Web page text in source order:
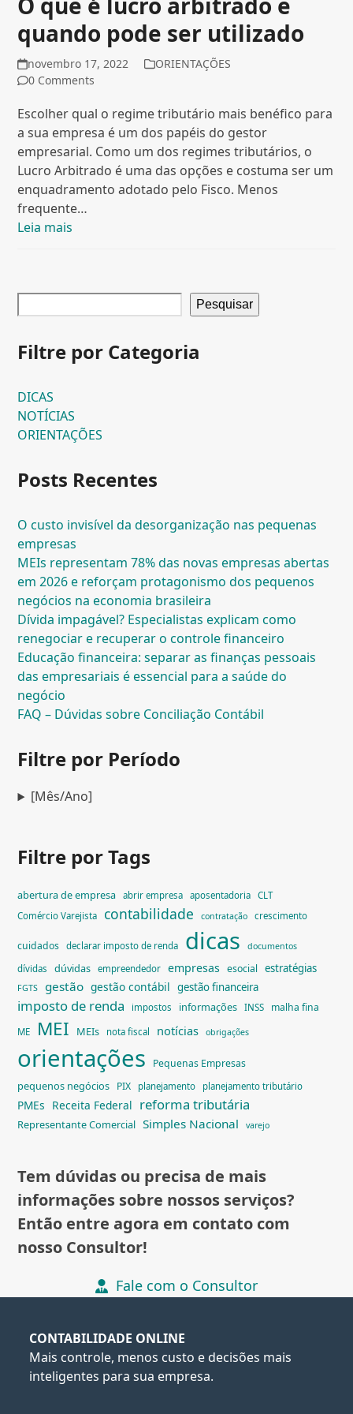
quando pode ser utilizado
novembro 17, 2022
ORIENTAÇÕES
0 Comments
Escolher qual o regime tributário mais benéfico para
a sua empresa é um dos papéis do gestor
empresarial. Como um dos regimes tributários, o
Lucro Arbitrado é uma das opções e costuma ser um
enquadramento adotado pelo Fisco. Menos
frequente…
Leia mais
Pesquisar
Filtre por Categoria
DICAS
NOTÍCIAS
ORIENTAÇÕES
Posts Recentes
O custo invisível da desorganização nas pequenas
empresas
MEIs representam 78% das novas empresas abertas
em 2026 e reforçam protagonismo dos pequenos
negócios na economia brasileira
Dívida impagável? Especialistas explicam como
renegociar e recuperar o controle financeiro
Educação financeira: separar as finanças pessoais
das empresariais é essencial para a saúde do
negócio
FAQ – Dúvidas sobre Conciliação Contábil
Filtre por Período
[Mês/Ano]
Filtre por Tags
abertura de empresa abrir empresa aposentadoria
CLT
Comércio Varejista
contabilidade contratação crescimento
cuidados declarar imposto de renda dicas documentos
dívidas dúvidas empreendedor empresas esocial estratégias
FGTS gestão gestão contábil gestão financeira
imposto de renda impostos informações INSS malha fina
ME MEI MEIs nota fiscal notícias obrigações
orientações Pequenas Empresas
pequenos negócios PIX planejamento planejamento tributário
PMEs Receita Federal reforma tributária
Representante Comercial Simples Nacional varejo
Tem dúvidas ou precisa de mais
informações sobre nossos serviços?
Então entre agora em contato com
nosso Consultor!
Fale com o Consultor
CONTABILIDADE ONLINE
Mais controle, menos custo e decisões mais
inteligentes para sua empresa.